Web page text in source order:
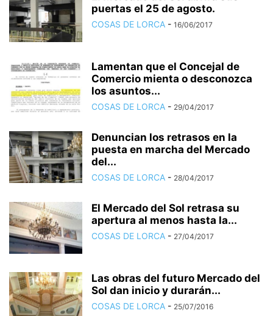
puertas el 25 de agosto.
COSAS DE LORCA - 16/06/2017
Lamentan que el Concejal de
Comercio mienta o desconozca
los asuntos...
COSAS DE LORCA - 29/04/2017
Denuncian los retrasos en la
puesta en marcha del Mercado
del...
COSAS DE LORCA - 28/04/2017
El Mercado del Sol retrasa su
apertura al menos hasta la...
COSAS DE LORCA - 27/04/2017
Las obras del futuro Mercado del
Sol dan inicio y durarán...
COSAS DE LORCA - 25/07/2016